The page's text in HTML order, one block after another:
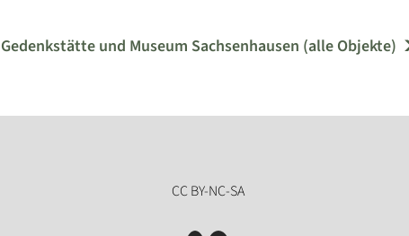
Gedenkstätte und Museum Sachsenhausen (alle Objekte)